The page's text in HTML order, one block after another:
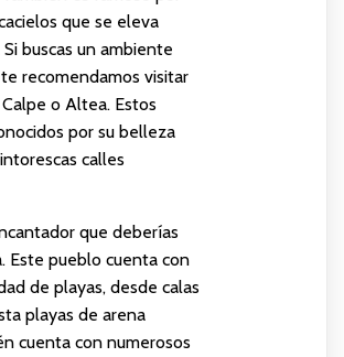
que se eleva
buscas un ambiente
recomendamos visitar
o Altea. Estos
por su belleza
calles
que deberías
Este pueblo cuenta con
de playas, desde calas
playas de arena
cuenta con numerosos